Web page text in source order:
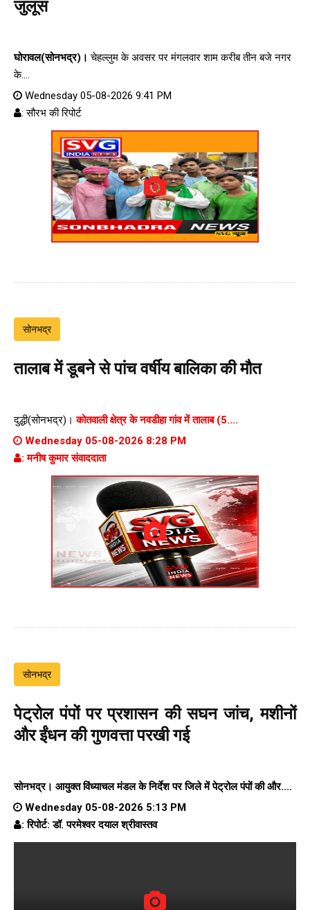
जुलूस
घोरावल(सोनभद्र)। चेहल्लुम के अवसर पर मंगलवार शाम करीब तीन बजे नगर
के....
Wednesday 05-08-2026 9:41 PM
: सौरभ की रिपोर्ट
सोनभद्र
तालाब में डूबने से पांच वर्षीय बालिका की मौत
दुद्धी(सोनभद्र)।कोतवाली क्षेत्र के नवडीहा गांव में तालाब (5....
Wednesday 05-08-2026 8:28 PM
: मनीष कुमार संवाददाता
सोनभद्र
पेट्रोल पंपों पर प्रशासन की सघन जांच, मशीनों
और ईंधन की गुणवत्ता परखी गई
सोनभद्र। आयुक्त विंध्याचल मंडल के निर्देश पर जिले में पेट्रोल पंपों की और....
Wednesday 05-08-2026 5:13 PM
: रिपोर्ट: डॉ. परमेश्वर दयाल श्रीवास्तव